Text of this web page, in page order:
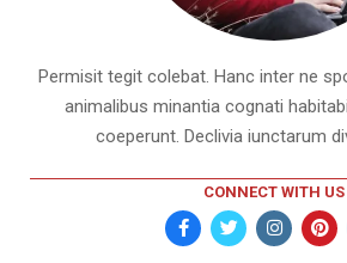
Permisit tegit colebat. Hanc inter ne
animalibus minantia cognati
coeperunt. Declivia iunctarum
CONNECT WITH US